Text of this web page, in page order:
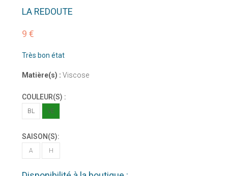
LA REDOUTE
9 €
Très bon état
Matière(s) : Viscose
COULEUR(S) :
BL VE
SAISON(S):
A H